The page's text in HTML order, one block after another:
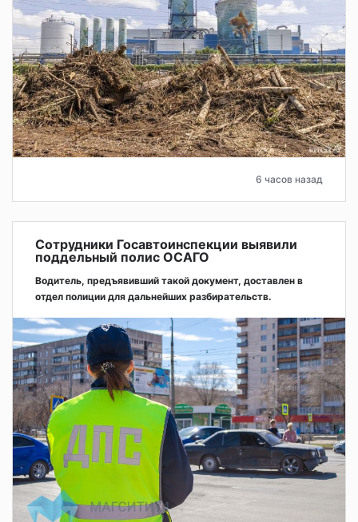
6 часов назад
Сотрудники Госавтоинспекции выявили
поддельный полис ОСАГО
Водитель, предъявивший такой документ, доставлен в
отдел полиции для дальнейших разбирательств.